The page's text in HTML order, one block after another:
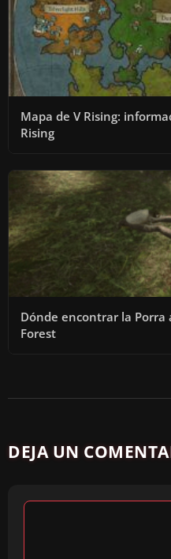
Mapa de V Rising:
Rising
Dónde encontrar la Porra
Forest
DEJA UN